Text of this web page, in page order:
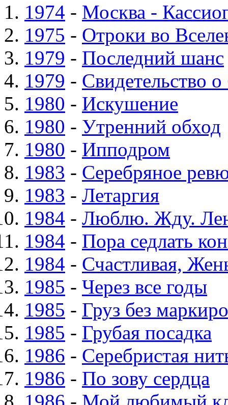
1974 - Москва -
1975 - Отроки во
1979 - Последний шанс
1979 - Свидетельство
1980 - Искушение
1980 - Утренний обход
1980 - Ипподром
1983 - Серебряное
1983 - Летаргия
1984 - Люблю. Жду.
1984 - Пора седлать
1984 - Счастливая,
1985 - Через все годы
1985 - Груз без
1985 - Грубая посадка
1986 - Серебристая
1986 - По зову сердца